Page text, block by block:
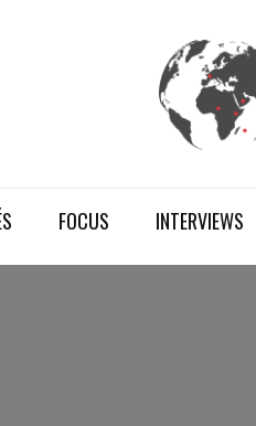
FOCUS INTERVIEWS